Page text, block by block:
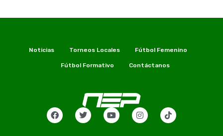
Noticias Torneos Locales Fútbol Femenino
Fútbol Formativo Contáctanos